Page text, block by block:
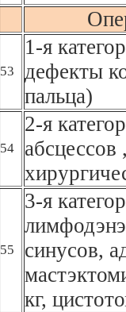
53
1-я
дефекты
пальца)
54
2-я
55
3-я
синусов,
кг,